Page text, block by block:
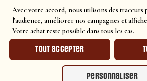
Avec votre accord, nous utilisons des traceurs
l'audience, améliorer nos campagnes et
Votre achat reste possible dans tous les cas.
Tout accepter
Personnaliser